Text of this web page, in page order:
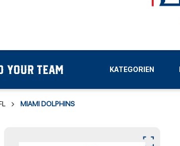
YOUR TEAM KATEGORIEN
MIAMI DOLPHINS